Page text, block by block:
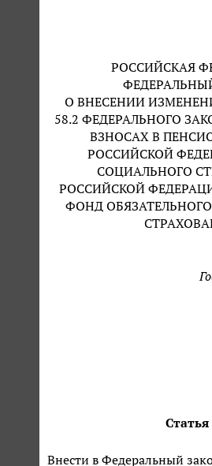
РОССИЙСКАЯ
О ВНЕСЕНИИ
58.2 ФЕДЕРАЛЬНОГО
ВЗНОСАХ В
РОССИЙСКОЙ
СОЦИАЛЬНОГО
РОССИЙСКОЙ
ФОНД
Статья
Внести в Федеральный